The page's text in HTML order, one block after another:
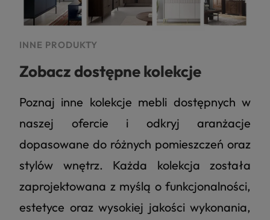
INNE PRODUKTY
Zobacz dostępne kolekcje
Poznaj inne kolekcje mebli dostępnych w
naszej ofercie i odkryj aranżacje
dopasowane do różnych pomieszczeń oraz
stylów wnętrz. Każda kolekcja została
zaprojektowana z myślą o funkcjonalności,
estetyce oraz wysokiej jakości wykonania,